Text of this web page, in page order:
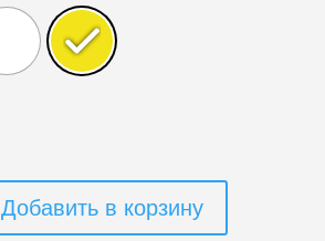
Добавить в корзину